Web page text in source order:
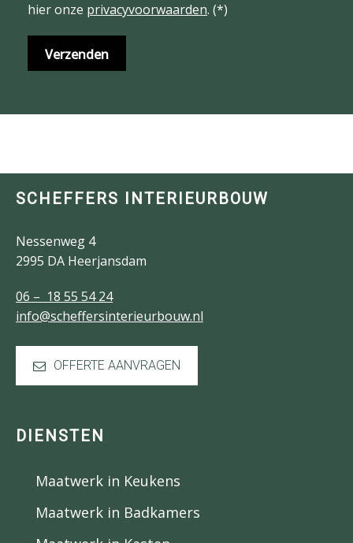
hier onze privacyvoorwaarden. (*)
SCHEFFERS INTERIEURBOUW
Nessenweg 4
2995 DA Heerjansdam
06 – 18 55 54 24
info@scheffersinterieurbouw.nl
OFFERTE AANVRAGEN
DIENSTEN
Maatwerk in Keukens
Maatwerk in Badkamers